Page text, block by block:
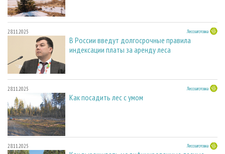
28.11.2025 Лесозаготовка
В России введут долгосрочные правила
индексации платы за аренду леса
28.11.2025 Лесозаготовка
Как посадить лес с умом
28.11.2025 Лесозаготовка